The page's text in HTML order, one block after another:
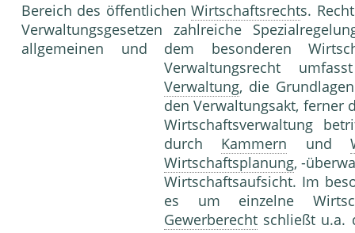
Bereich des öffentlichenWirtschaftsrechts.
Verwaltungsgesetzen zahlreiche
allgemeinen und dem besonderen
Verwaltungsrecht
Verwaltung, die
den Verwaltungsakt, ferner
Wirtschaftsverwaltung
durch Kammern und
Wirtschaftsplanung, -
Wirtschaftsaufsicht. Im
es um einzelne
Gewerberecht schließt u.a.